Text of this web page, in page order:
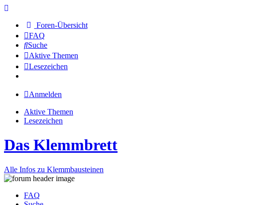
Foren-Übersicht
FAQ
Suche
Aktive Themen
Lesezeichen
Anmelden
Aktive Themen
Lesezeichen
Das Klemmbrett
Alle Infos zu Klemmbausteinen
FAQ